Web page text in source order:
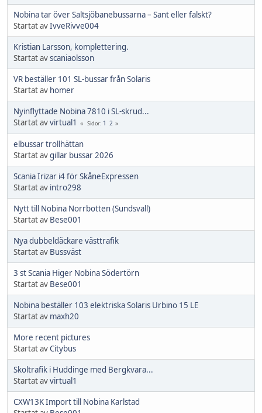
Nobina tar över Saltsjöbanebussarna – Sant eller falskt?
Startat avIvveRivve004
Kristian Larsson, komplettering.
Startat avscaniaolsson
VR beställer 101 SL-bussar från Solaris
Startat av homer
Nyinflyttade Nobina 7810 i SL-skrud...
Startat avvirtual1 Sidor 1 2
elbussar trollhättan
Startat avgillar bussar 2026
Scania Irizar i4 för SkåneExpressen
Startat av intro298
Nytt till Nobina Norrbotten (Sundsvall)
Startat av Bese001
Nya dubbeldäckare västtrafik
Startat av Bussväst
3 st Scania Higer Nobina Södertörn
Startat av Bese001
Nobina beställer 103 elektriska Solaris Urbino 15 LE
Startat av maxh20
More recent pictures
Startat avCitybus
Skoltrafik i Huddinge med Bergkvara...
Startat avvirtual1
CXW13K Import till Nobina Karlstad